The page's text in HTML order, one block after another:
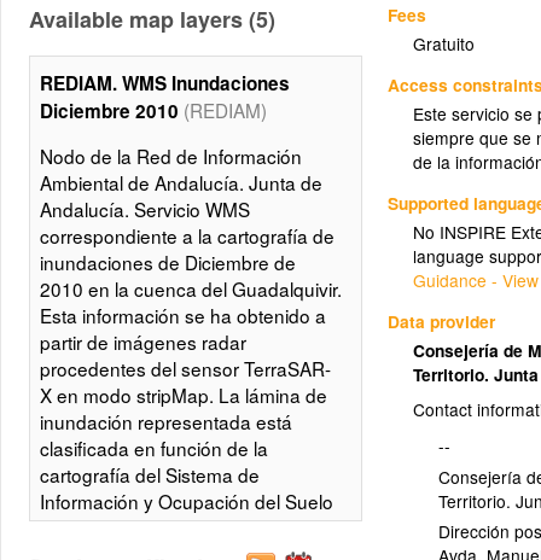
Fees
Gratuito
Access
Este servicio
siempre que se
de la
Supported
No INSPIRE
language
Guidance -
Data provider
Consejería de
Territorio.
Contact
--
Consejería
Territorio.
Dirección
Available map layers (5)
REDIAM. WMS Inundaciones
Diciembre 2010 (REDIAM)
Nodo de la Red de Información
Ambiental de Andalucía. Junta de
Andalucía. Servicio WMS
correspondiente a la cartografía de
inundaciones de Diciembre de
2010 en la cuenca del Guadalquivir.
Esta información se ha obtenido a
partir de imágenes radar
procedentes del sensor TerraSAR-
X en modo stripMap. La lámina de
inundación representada está
clasificada en función de la
cartografía del Sistema de
Información y Ocupación del Suelo
de Andalucía (SIOSE-Andalucía).
Integrado en la Infraestructura de